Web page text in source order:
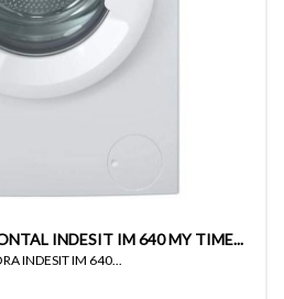
INDESIT IM 640 MY TIME...
INDESIT IM 640...